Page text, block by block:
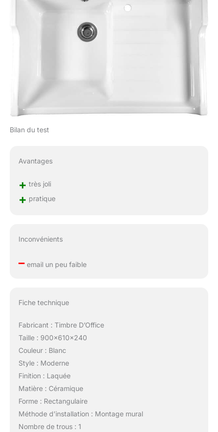
Bilan du test
Avantages
+ très joli
+ pratique
Inconvénients
–email un peu faible
Fiche technique
Fabricant : Timbre D’Office
Taille : 900x610x240
Couleur : Blanc
Style : Moderne
Finition : Laquée
Matière : Céramique
Forme : Rectangulaire
Méthode d’installation : Montage mural
Nombre de trous : 1